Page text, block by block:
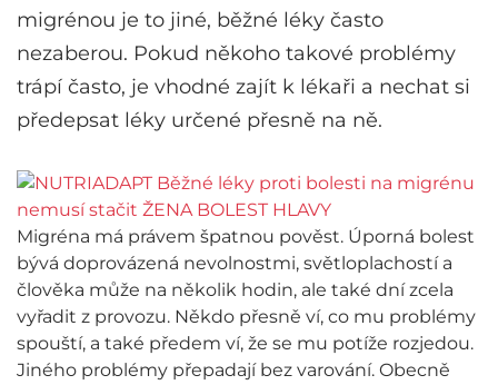
migrénou je to jiné, běžné léky často
nezaberou. Pokud někoho takové problémy
trápí často, je vhodné zajít k lékaři a nechat si
předepsat léky určené přesně na ně.
Migréna má právem špatnou pověst. Úporná bolest
bývá doprovázená nevolnostmi, světloplachostí a
člověka může na několik hodin, ale také dní zcela
vyřadit z provozu. Někdo přesně ví, co mu problémy
spouští, a také předem ví, že se mu potíže rozjedou.
Jiného problémy přepadají bez varování. Obecně